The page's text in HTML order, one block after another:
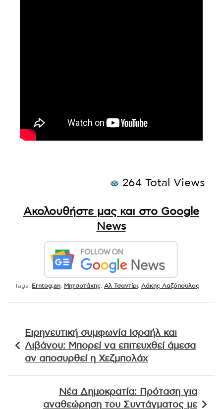
264 Total Views
Ακολουθήστε μας και στο Google
News
Tags: Erntog;an Mητσοτάκης Αλ Τσαντίρι Λάκης Λαζόπουλος
άρθρων
Ειρηνευτική συμφωνία Ισραήλ και
Λιβάνου: Μπορεί να επιτευχθεί άμεσα
αν αποσυρθεί η Χεζμπολάχ
Νέα Δημοκρατία: Πρόταση για
αναθεώρηση του Συντάγματος με